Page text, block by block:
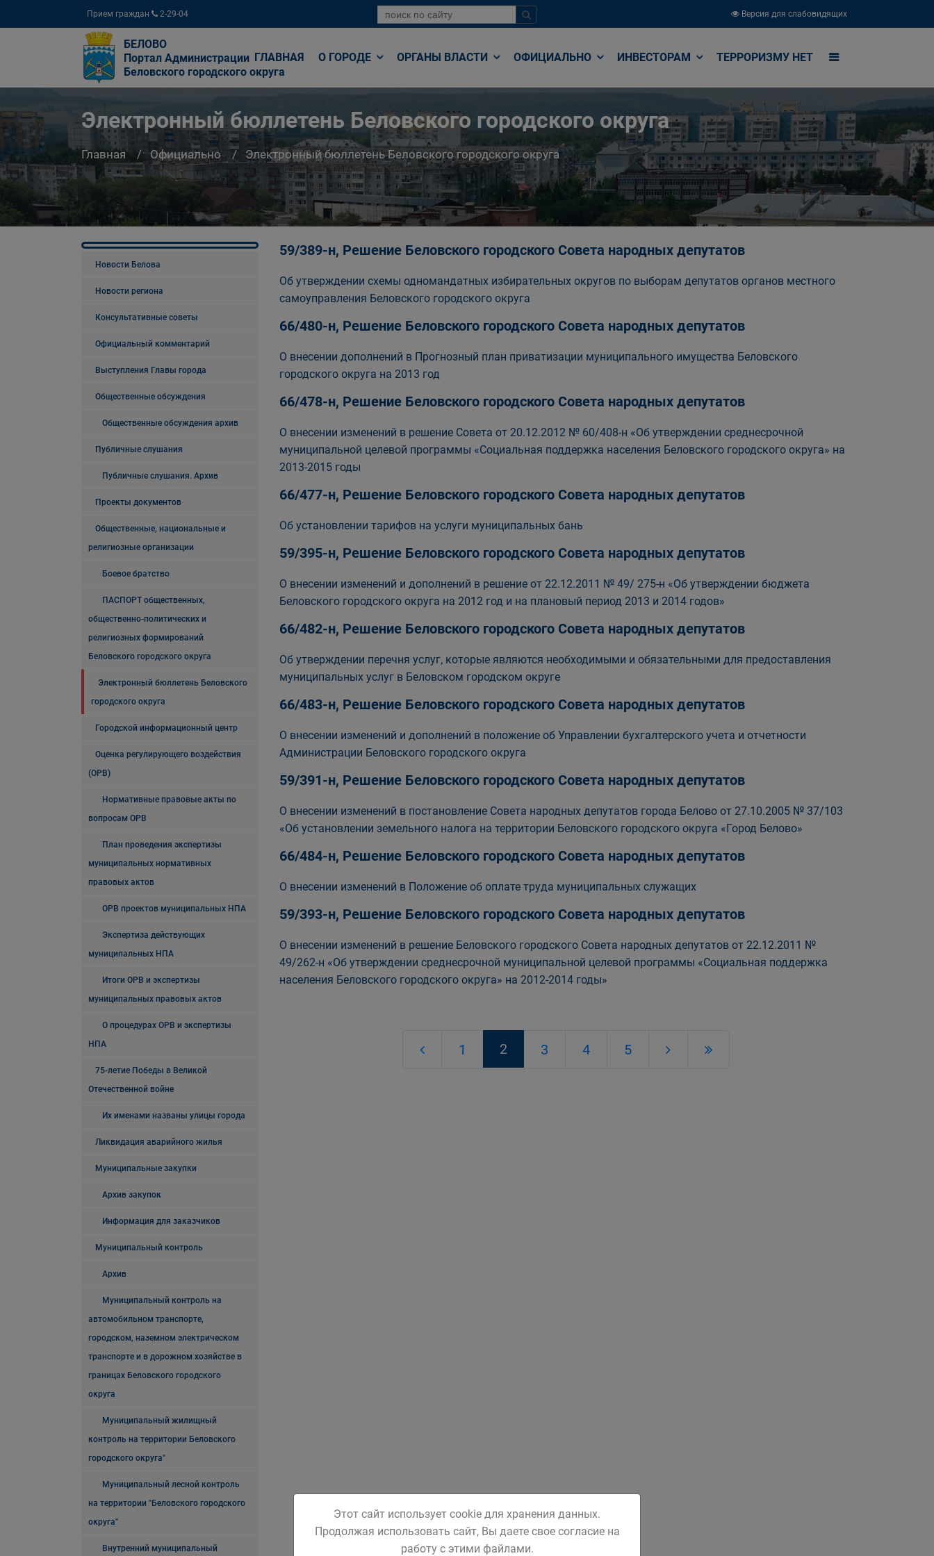
Прием граждан 2-29-04 Версия для слабовидящих
БЕЛОВО
Портал Администрации
Беловского городского округа
ГЛАВНАЯ О ГОРОДЕ ОРГАНЫ ВЛАСТИ ОФИЦИАЛЬНО ИНВЕСТОРАМ ТЕРРОРИЗМУ НЕТ
Электронный бюллетень Беловского городского округа
Главная Официально Электронный бюллетень Беловского городского округа
Новости Белова
Новости региона
Консультативные советы
Официальный комментарий
Выступления Главы города
Общественные обсуждения
Общественные обсуждения архив
Публичные слушания
Публичные слушания. Архив
Проекты документов
Общественные, национальные и
религиозные организации
Боевое братство
ПАСПОРТ общественных,
общественно-политических и
религиозных формирований
Беловского городского округа
Электронный бюллетень Беловского
городского округа
Городской информационный центр
Оценка регулирующего воздействия
(ОРВ)
Нормативные правовые акты по
вопросам ОРВ
План проведения экспертизы
муниципальных нормативных
правовых актов
ОРВ проектов муниципальных НПА
Экспертиза действующих
муниципальных НПА
Итоги ОРВ и экспертизы
муниципальных правовых актов
О процедурах ОРВ и экспертизы
НПА
75-летие Победы в Великой
Отечественной войне
Их именами названы улицы города
Ликвидация аварийного жилья
Муниципальные закупки
Архив закупок
Информация для заказчиков
Муниципальный контроль
Архив
Муниципальный контроль на
автомобильном транспорте,
городском, наземном электрическом
транспорте и в дорожном хозяйстве в
границах Беловского городского
округа
Муниципальный жилищный
контроль на территории Беловского
городского округа"
Муниципальный лесной контроль
на территории "Беловского городского
округа"
Внутренний муниципальный
59/389-н, Решение Беловского городского Совета народных депутатов
Об утверждении схемы одномандатных избирательных округов по выборам депутатов органов местного
самоуправления Беловского городского округа
66/480-н, Решение Беловского городского Совета народных депутатов
О внесении дополнений в Прогнозный план приватизации муниципального имущества Беловского
городского округа на 2013 год
66/478-н, Решение Беловского городского Совета народных депутатов
О внесении изменений в решение Совета от 20.12.2012 № 60/408-н «Об утверждении среднесрочной
муниципальной целевой программы «Социальная поддержка населения Беловского городского округа» на
2013-2015 годы
66/477-н, Решение Беловского городского Совета народных депутатов
Об установлении тарифов на услуги муниципальных бань
59/395-н, Решение Беловского городского Совета народных депутатов
О внесении изменений и дополнений в решение от 22.12.2011 № 49/ 275-н «Об утверждении бюджета
Беловского городского округа на 2012 год и на плановый период 2013 и 2014 годов»
66/482-н, Решение Беловского городского Совета народных депутатов
Об утверждении перечня услуг, которые являются необходимыми и обязательными для предоставления
муниципальных услуг в Беловском городском округе
66/483-н, Решение Беловского городского Совета народных депутатов
О внесении изменений и дополнений в положение об Управлении бухгалтерского учета и отчетности
Администрации Беловского городского округа
59/391-н, Решение Беловского городского Совета народных депутатов
О внесении изменений в постановление Совета народных депутатов города Белово от 27.10.2005 № 37/103
«Об установлении земельного налога на территории Беловского городского округа «Город Белово»
66/484-н, Решение Беловского городского Совета народных депутатов
О внесении изменений в Положение об оплате труда муниципальных служащих
59/393-н, Решение Беловского городского Совета народных депутатов
О внесении изменений в решение Беловского городского Совета народных депутатов от 22.12.2011 №
49/262-н «Об утверждении среднесрочной муниципальной целевой программы «Социальная поддержка
населения Беловского городского округа» на 2012-2014 годы»
1 2 3 4 5
Этот сайт использует cookie для хранения данных.
Продолжая использовать сайт, Вы даете свое согласие на
работу с этими файлами.